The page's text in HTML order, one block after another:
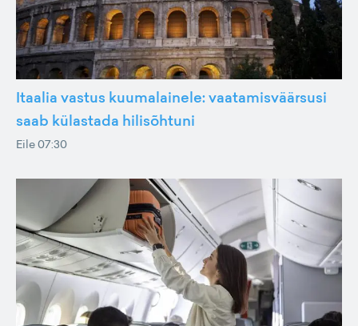
Itaalia vastus kuumalainele: vaatamisväärsusi
saab külastada hilisõhtuni
Eile 07:30